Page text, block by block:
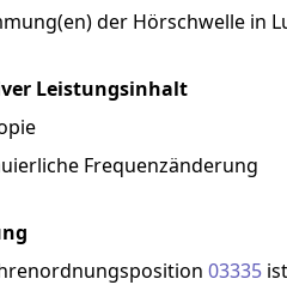
der Hörschwelle in
Leistungsinhalt
Frequenzänderung
03335 ist